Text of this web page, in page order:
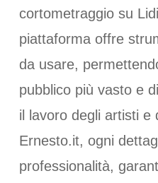
cortometraggio su
piattaforma offre
da usare,
pubblico più vasto e
il lavoro degli artisti e
Ernesto.it, ogni
professionalità,